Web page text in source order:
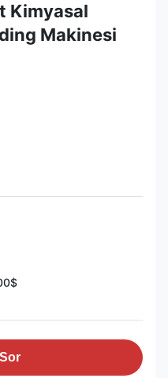
Kimyasal
Makinesi